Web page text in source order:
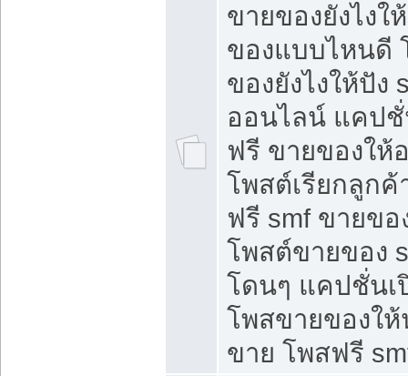
ขายของยังไง
ของแบบไหนดี
ของยังไงให้ปั
ออนไลน์ แคป
ฟรี ขายของให้
โพสต์เรียกลูกค้
ฟรี smf ขายขอ
โพสต์ขายของ
โดนๆ แคปชั่นเ
โพสขายของใ
ขาย โพสฟรี